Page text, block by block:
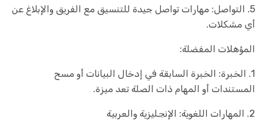
5. التواصل: مهارات تواصل جيدة للتنسيق مع الفريق والإبلاغ عن
أي مشكلات.
المؤهلات المفضلة:
1. الخبرة: الخبرة السابقة في إدخال البيانات أو مسح
المستندات أو المهام ذات الصلة تعد ميزة.
2. المهارات اللغوية: الإنجليزية والعربية